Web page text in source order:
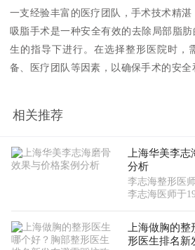
一支经验丰富的医疗团队，手术技术精湛
吸脂手术是一种安全有效的去除局部脂
生的指导下进行。在选择整形医院时，
备、医疗团队等因素，以确保手术的安全
相关推荐
上海华美李
分析
李志海整形医
李志海医师于
上海做胸的
形医生排名新